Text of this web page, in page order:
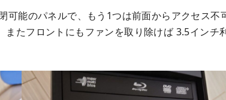
能のパネルで、もう1つは前面からアクセス不
たフロントにもファンを取り除けば 3.5インチ